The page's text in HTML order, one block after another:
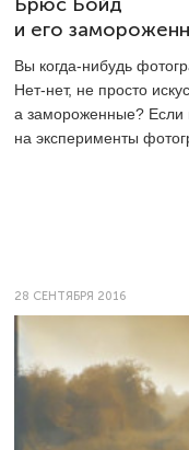
и его
Вы когда-нибудь
Нет-нет, не просто
а замороженные? Если
на эксперименты
28 СЕНТЯБРЯ 2016